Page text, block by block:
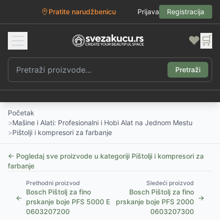
Pratite narudžbenicu Prijava Registracija
❤️ 🛒
Pretraži
Početak
>Mašine i Alati: Profesionalni i Hobi Alat na Jednom Mestu
>Pištolji i kompresori za farbanje
← Pogledaj sve proizvode u kategoriji Pištolji i kompresori za
farbanje
←
Prethodni proizvod
Bosch Pištolj za fino
prskanje boje PFS 5000 E
0603207200
Sledeći proizvod
Bosch Pištolj za fino
prskanje boje PFS 2000
0603207300
→